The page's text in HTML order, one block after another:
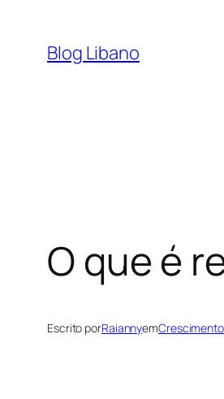
Blog Libano
O que é
Escrito porRaiannyem